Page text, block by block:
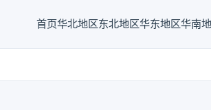
首页华北地区东北地区华东地区华南